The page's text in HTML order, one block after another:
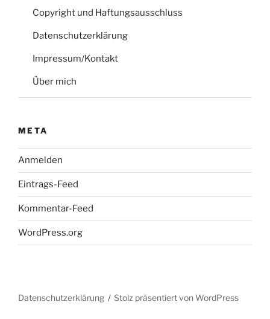
Copyright und Haftungsausschluss
Datenschutzerklärung
Impressum/Kontakt
Über mich
META
Anmelden
Eintrags-Feed
Kommentar-Feed
WordPress.org
Datenschutzerklärung Stolz präsentiert von WordPress